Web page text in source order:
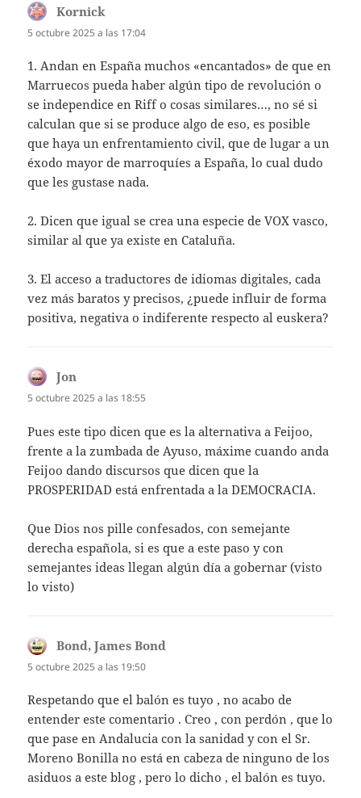
Kornick
5 octubre 2025 a las 17:04
1. Andan en España muchos «encantados» de que en
Marruecos pueda haber algún tipo de revolución o
se independice en Riff o cosas similares…, no sé si
calculan que si se produce algo de eso, es posible
que haya un enfrentamiento civil, que de lugar a un
éxodo mayor de marroquíes a España, lo cual dudo
que les gustase nada.
2. Dicen que igual se crea una especie de VOX vasco,
similar al que ya existe en Cataluña.
3. El acceso a traductores de idiomas digitales, cada
vez más baratos y precisos, ¿puede influir de forma
positiva, negativa o indiferente respecto al euskera?
Jon
5 octubre 2025 a las 18:55
Pues este tipo dicen que es la alternativa a Feijoo,
frente a la zumbada de Ayuso, máxime cuando anda
Feijoo dando discursos que dicen que la
PROSPERIDAD está enfrentada a la DEMOCRACIA.
Que Dios nos pille confesados, con semejante
derecha española, si es que a este paso y con
semejantes ideas llegan algún día a gobernar (visto
lo visto)
Bond, James Bond
5 octubre 2025 a las 19:50
Respetando que el balón es tuyo , no acabo de
entender este comentario . Creo , con perdón , que lo
que pase en Andalucia con la sanidad y con el Sr.
Moreno Bonilla no está en cabeza de ninguno de los
asiduos a este blog , pero lo dicho , el balón es tuyo.